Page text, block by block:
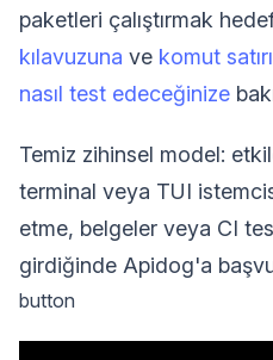
paketleri çalıştırmak
kılavuzuna ve komut
nasıl test edeceğinize
Temiz zihinsel model:
terminal veya TUI
etme, belgeler veya CI
girdiğinde Apidog'a
button